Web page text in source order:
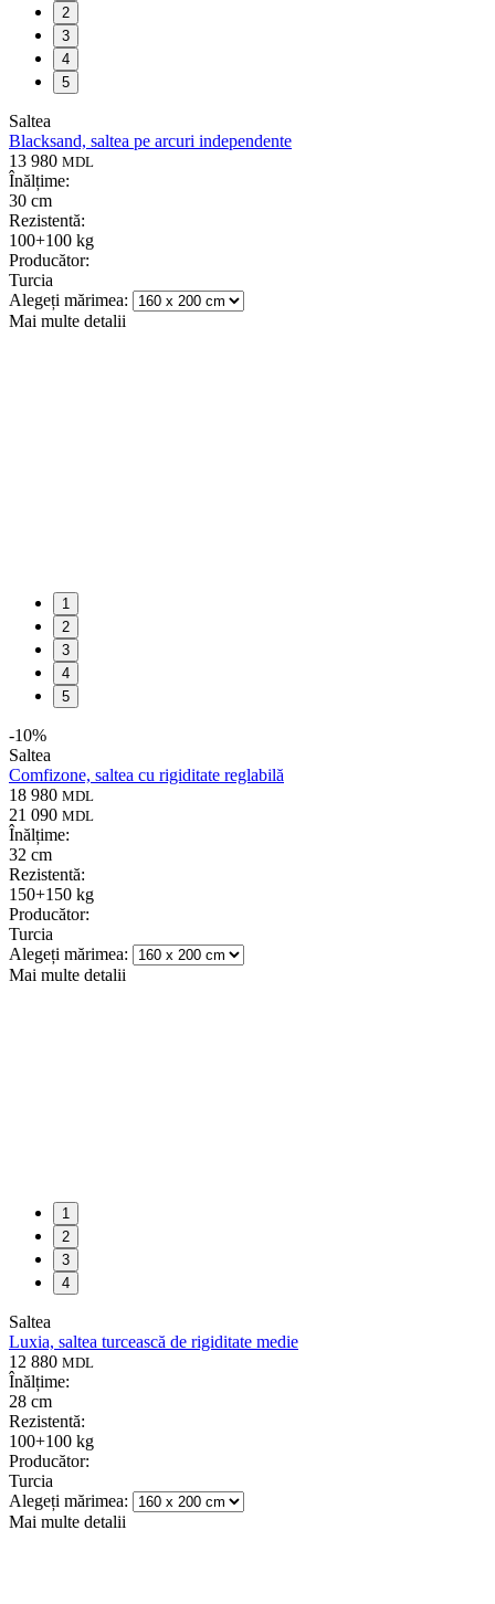
2
3
4
5
Saltea
Blacksand, saltea pe arcuri independente
13 980 MDL
Înălțime:
30 cm
Rezistentă:
100+100 kg
Producător:
Turcia
Alegeți mărimea:
Mai multe detalii
1
2
3
4
5
-10%
Saltea
Comfizone, saltea cu rigiditate reglabilă
18 980 MDL
21 090 MDL
Înălțime:
32 cm
Rezistentă:
150+150 kg
Producător:
Turcia
Alegeți mărimea:
Mai multe detalii
1
2
3
4
Saltea
Luxia, saltea turcească de rigiditate medie
12 880 MDL
Înălțime:
28 cm
Rezistentă:
100+100 kg
Producător:
Turcia
Alegeți mărimea:
Mai multe detalii